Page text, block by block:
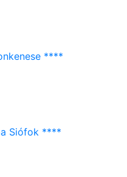
****
Siófok ****